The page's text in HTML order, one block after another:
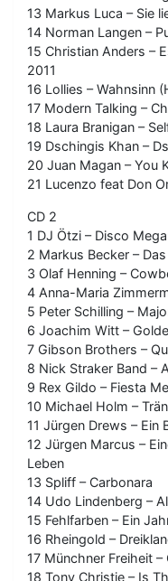
13 Markus Luca – Sie
14 Norman Langen –
15 Christian Anders –
2011
16 Lollies – Wahnsinn
17 Modern Talking –
18 Laura Branigan –
19 Dschingis Khan –
20 Juan Magan – You
21 Lucenzo feat Don
CD 2
1 DJ Ötzi – Disco
2 Markus Becker –
3 Olaf Henning –
4 Anna-Maria
5 Peter Schilling –
6 Joachim Witt –
7 Gibson Brothers –
8 Nick Straker Band –
9 Rex Gildo – Fiesta
10 Michael Holm –
11 Jürgen Drews – Ein
12 Jürgen Marcus –
Leben
13 Spliff – Carbonara
14 Udo Lindenberg –
15 Fehlfarben – Ein
16 Rheingold –
17 Münchner Freiheit
18 Tony Christie – Is